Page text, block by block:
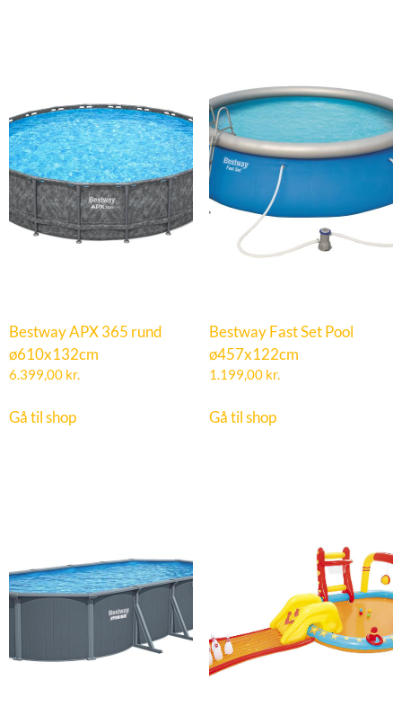
Bestway APX 365 rund
ø610x132cm
6.399,00 kr.
Gå til shop
Bestway Fast Set Pool
ø457x122cm
1.199,00 kr.
Gå til shop